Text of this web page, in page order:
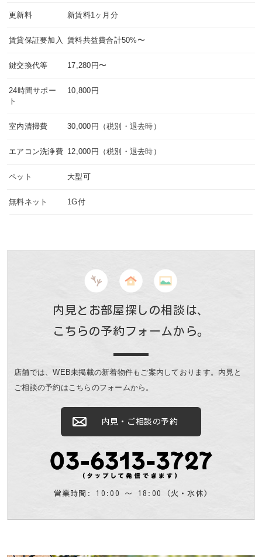
更新料 新賃料1ヶ月分
賃貸保証要加入 賃料共益費合計50%〜
鍵交換代等 17,280円〜
24時間サポー
ト
10,800円
室内清掃費 30,000円（税別・退去時）
エアコン洗浄費 12,000円（税別・退去時）
ペット 大型可
無料ネット 1G付
内見とお部屋探しの相談は、
こちらの予約フォームから。
店舗では、WEB未掲載の新着物件もご案内しております。 内見と
ご相談の予約はこちらのフォームから。
内見・ご相談の予約
営業時間: 10:00 〜 18:00 (火・水休)